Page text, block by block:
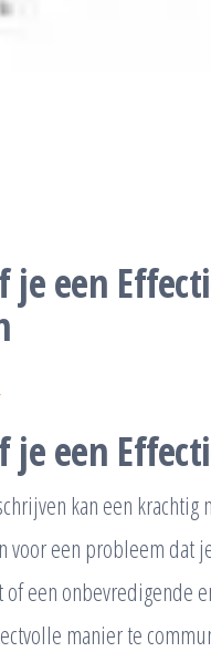
je een
je een
kan een
voor een probleem dat
een onbevredigende
manier te